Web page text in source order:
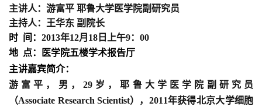
主讲人：游富平 耶鲁大学医学院副研究员
主持人：
王华东 副院长
时 间： 2013年12月 18 日上午9： 00
地 点：医学院五楼学术报告厅
主讲嘉宾简介：
游富平，男， 29岁，耶鲁大学医学院副研究员
（Associate Research Scientist）， 2011年获得北京大学细胞